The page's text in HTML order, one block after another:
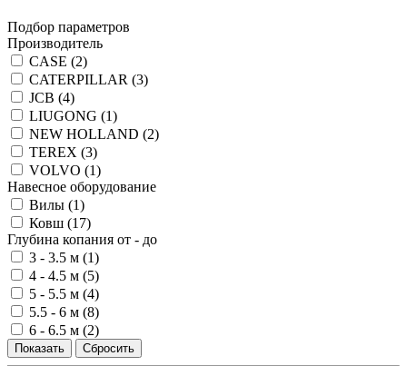
Подбор параметров
Производитель
CASE (2)
CATERPILLAR (3)
JCB (4)
LIUGONG (1)
NEW HOLLAND (2)
TEREX (3)
VOLVO (1)
Навесное оборудование
Вилы (1)
Ковш (17)
Глубина копания от - до
3 - 3.5 м (1)
4 - 4.5 м (5)
5 - 5.5 м (4)
5.5 - 6 м (8)
6 - 6.5 м (2)